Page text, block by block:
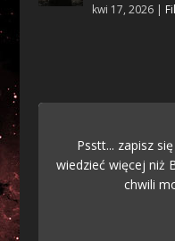
kwi 17, 2026|
Psstt... zapisz
wiedzieć więcej niż
chwili